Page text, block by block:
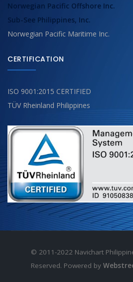
Norwegian Pacific Offshore Inc.
Sub-See Philippines, Inc.
Norwegian Pacific Maritime Inc.
CERTIFICATION
ISO 9001:2015 CERTIFIED
TÜV Rheinland Philippines
© 2011-2022 Navichart
Reserved. Powered by